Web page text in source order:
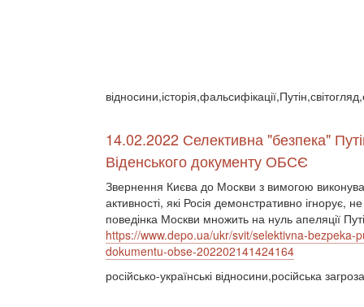
14.02.2022 Селективна "безпека"
Віденського документу ОБСЄ
Звернення Києва до Москви з вимогою
активності, які Росія демонстративно
поведінка Москви множить на нуль апеляції
https://www.depo.ua/ukr/svit/selektivna-
dokumentu-obse-202202141424164
російсько-українські відносини,російська